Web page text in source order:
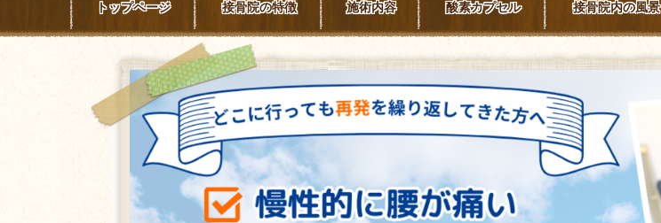
トップページ 接骨院の特徴 施術内容 酸素カプセル 接骨院内の風景